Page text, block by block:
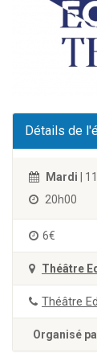
Détails de
Mardi |
20h00
6€
Théâtre
Théâtre
Organisé